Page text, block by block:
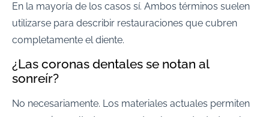
En la mayoría de los casos sí. Ambos términos suelen
utilizarse para describir restauraciones que cubren
completamente el diente.
¿Las coronas dentales se notan al
sonreír?
No necesariamente. Los materiales actuales permiten